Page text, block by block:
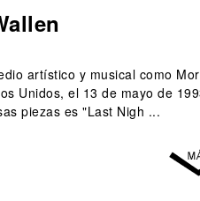
artístico y musical como
Unidos, el 13 de mayo de
piezas es "Last Nigh ...